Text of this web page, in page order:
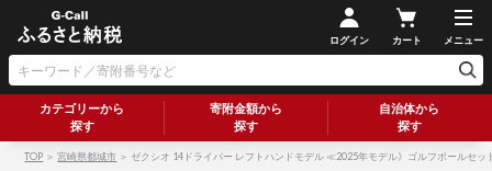
ログイン カート メニュー
カテゴリーから
探す
寄附金額から
探す
自治体から
探す
TOP ＞宮崎県都城市 ＞ ゼクシオ 14ドライバー レフトハンドモデル ≪2025年モデル》ゴルフボールセッ